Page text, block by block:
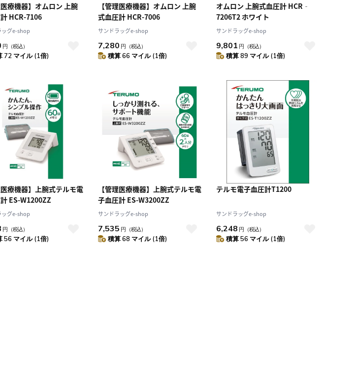
医療機器】オムロン 上腕
HCR-7106
ッグe-shop
円 （税込）
72 マイル (1倍)
【管理医療機器】オムロン 上腕
式血圧計 HCR-7006
サンドラッグe-shop
7,280 円 （税込）
積算 66 マイル (1倍)
オムロン 上腕式血圧計 HCR‐
7206T2 ホワイト
サンドラッグe-shop
9,801 円 （税込）
積算 89 マイル (1倍)
医療機器】上腕式テルモ電
ES-W1200ZZ
ッグe-shop
円 （税込）
56 マイル (1倍)
【管理医療機器】上腕式テルモ電
子血圧計 ES-W3200ZZ
サンドラッグe-shop
7,535 円 （税込）
積算 68 マイル (1倍)
テルモ電子血圧計T1200
サンドラッグe-shop
6,248 円 （税込）
積算 56 マイル (1倍)